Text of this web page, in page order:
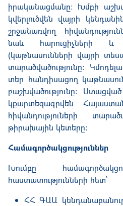
իրականացմանը։ Խմբի
կվերլուծվեն վայրի
շրջանառվող
նաև հարուցիչների և
(կաթնասունների վայրի
տարածվածությունը:
տեր հանդիսացող
բաշխվածությունը։
կքարտեզագրվեն
հիվանդություների
թիրախային կետերը։
Համագործակցություններ
Խումբը
հաստատությունների հետ՝
ՀՀ ԳԱԱ